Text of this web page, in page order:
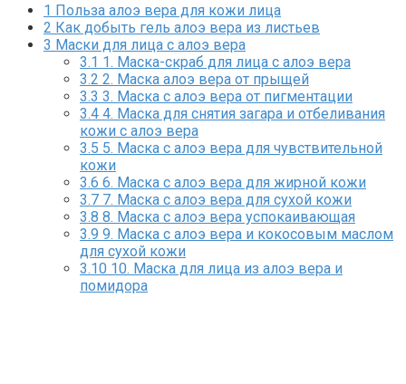
1 Польза алоэ вера для кожи лица
2 Как добыть гель алоэ вера из листьев
3 Маски для лица с алоэ вера
3.1 1. Маска-скраб для лица с алоэ вера
3.2 2. Маска алоэ вера от прыщей
3.3 3. Маска с алоэ вера от пигментации
3.4 4. Маска для снятия загара и отбеливания
кожи с алоэ вера
3.5 5. Маска с алоэ вера для чувствительной
кожи
3.6 6. Маска с алоэ вера для жирной кожи
3.7 7. Маска с алоэ вера для сухой кожи
3.8 8. Маска с алоэ вера успокаивающая
3.9 9. Маска с алоэ вера и кокосовым маслом
для сухой кожи
3.10 10. Маска для лица из алоэ вера и
помидора